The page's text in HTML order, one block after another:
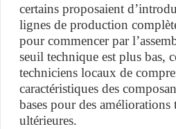
certains proposaient
lignes de production
pour commencer par
seuil technique est plus bas,
techniciens locaux de
caractéristiques des
bases pour des
ultérieures.